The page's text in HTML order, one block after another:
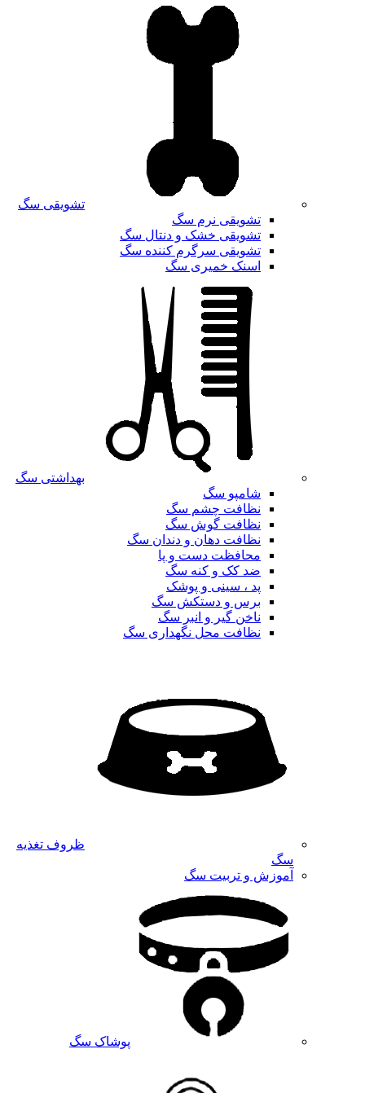
تشویقی سگ
تشویقی نرم سگ
تشویقی خشک و دنتال سگ
تشویقی سرگرم کننده سگ
اسنک خمیری سگ
بهداشتی سگ
شامپو سگ
نظافت چشم سگ
نظافت گوش سگ
نظافت دهان و دندان سگ
محافظت دست و پا
ضد کک و کنه سگ
پد ، سینی و پوشک
برس و دستکش سگ
ناخن گیر و انبر سگ
نظافت محل نگهداری سگ
ظروف تغذیه
سگ
آموزش و تربیت سگ
پوشاک سگ